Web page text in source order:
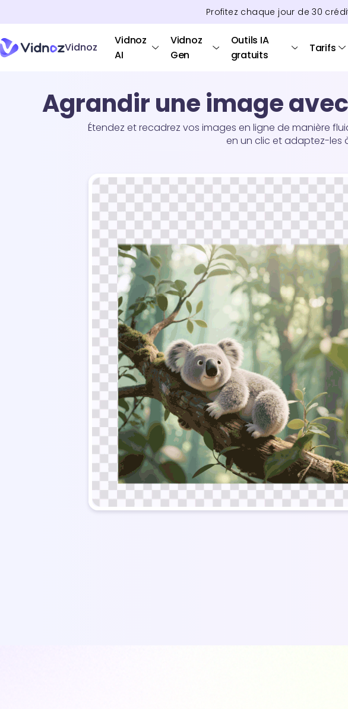
Profitez chaque jour de30
Vidnoz
Vidnoz
AI
Vidnoz
Gen
Outils IA
gratuits
Tarifs
Agrandir une image
Étendez et recadrez vos images en ligne de manière
en un clic et adaptez-les